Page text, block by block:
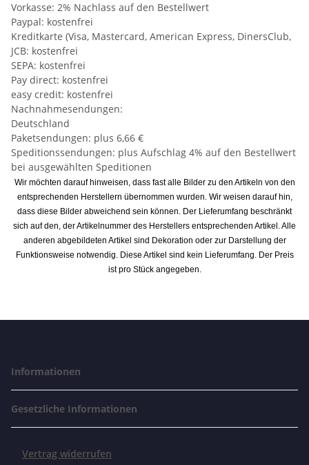
Vorkasse: 2% Nachlass auf den Bestellwert
Paypal: kostenfrei
Kreditkarte (Visa, Mastercard, American Express, DinersClub,
JCB: kostenfrei
SEPA: kostenfrei
Pay direct: kostenfrei
easy credit: kostenfrei
Nachnahmesendungen:
Deutschland
Paketsendungen: plus 6,66 €
Speditionssendungen: plus Aufschlag 4% auf den Bestellwert
bei ausgewählten Speditionen
Wir möchten darauf hinweisen, dass fast alle Bilder zu den Artikeln von den
entsprechenden Herstellern übernommen wurden. Wir weisen darauf hin,
dass diese Bilder abweichend sein können. Der Lieferumfang beschränkt
sich auf den, der Artikelnummer des Herstellers entsprechenden Artikel. Alle
anderen abgebildeten Artikel sind Dekoration oder zur Darstellung der
Funktionsweise notwendig. Diese Artikel sind kein Lieferumfang. Der Preis
ist pro Stück angegeben.
Informationen
Gesetzliche Informationen
Vertrag widerrufen